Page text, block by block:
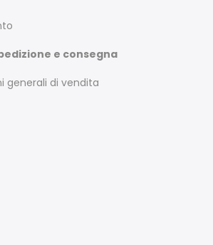
e consegna
generali di vendita